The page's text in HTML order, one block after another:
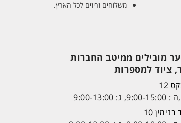
משלוחים זריזים לכל הארץ.
מובילים ממיטב החברות
ציוד למספרות
12
13:00
10